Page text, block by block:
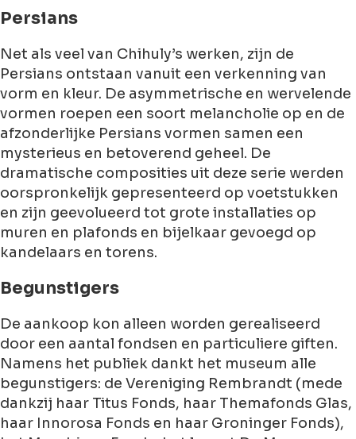
Persians
Net als veel van Chihuly’s werken, zijn de
Persians ontstaan vanuit een verkenning van
vorm en kleur. De asymmetrische en wervelende
vormen roepen een soort melancholie op en de
afzonderlijke Persians vormen samen een
mysterieus en betoverend geheel. De
dramatische composities uit deze serie werden
oorspronkelijk gepresenteerd op voetstukken
en zijn geevolueerd tot grote installaties op
muren en plafonds en bijelkaar gevoegd op
kandelaars en torens.
Begunstigers
De aankoop kon alleen worden gerealiseerd
door een aantal fondsen en particuliere giften.
Namens het publiek dankt het museum alle
begunstigers: de Vereniging Rembrandt (mede
dankzij haar Titus Fonds, haar Themafonds Glas,
haar Innorosa Fonds en haar Groninger Fonds),